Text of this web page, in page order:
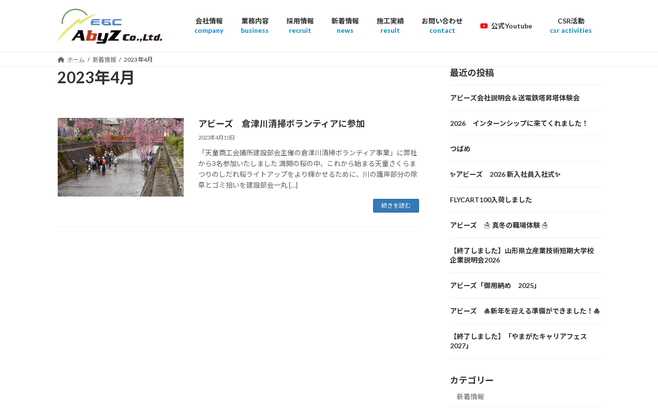
会社情報
company
業務内容
business
採用情報
recruit
新着情報
news
施工実績
result
お問い合わせ
contact
公式Youtube
CSR活動
csr activities
ホーム 新着情報 2023年4月
2023年4月
アビーズ 倉津川清掃ボランティアに参加
2023年4月10日
「天童商工会議所建設部会主催の倉津川清掃ボランティア事業」に弊社
から3名参加いたしました 満開の桜の中、これから始まる天童さくらま
つりのしだれ桜ライトアップをより輝かせるために、川の護岸部分の除
草とゴミ拾いを建設部会一丸 […]
続きを読む
最近の投稿
アビーズ会社説明会＆送電鉄塔昇塔体験会
2026 インターンシップに来てくれました！
つばめ
✨アビーズ 2026 新入社員入社式✨
FLYCART100入荷しました
アビーズ ☃ 真冬の職場体験 ☃
【終了しました】山形県立産業技術短期大学校
企業説明会2026
アビーズ「御用納め 2025」
アビーズ 🎍新年を迎える準備ができました！🎍
【終了しました】「やまがたキャリアフェス
2027」
カテゴリー
新着情報